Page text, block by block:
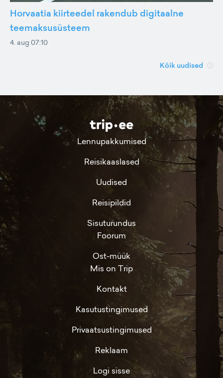
Horvaatia kiirteedel rakendub digitaalne
teemaksusüsteem
4. aug 07:10
Kõik uudised
Lennupakkumised
Reisikaaslased
Uudised
Reisipildid
Sisuturundus
Foorum
Ost-müük
Mis on Trip
Kontakt
Kasutustingimused
Privaatsustingimused
Reklaam
Logi sisse